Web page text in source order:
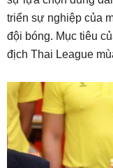
triển sự nghiệp của
đội bóng. Mục tiêu
địch Thai League